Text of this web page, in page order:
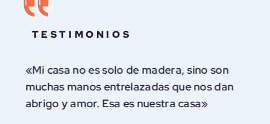
TESTIMONIOS
«Pero ahora, después que estas
soluciones ya están aquí, ya son
palpables, pues ya nosotros creo que